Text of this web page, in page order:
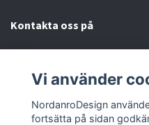
Kontakta oss på
Sociala medier
Vi använder
NordanroDesign
fortsätta på sidan